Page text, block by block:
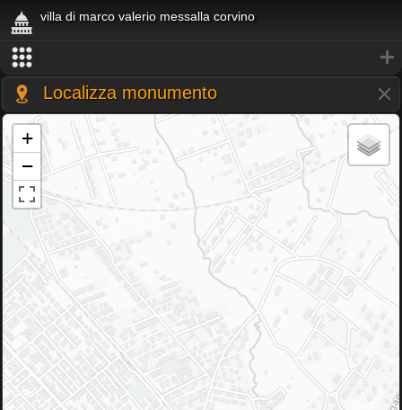
villa di marco valerio messalla corvino
Localizza monumento
+
−